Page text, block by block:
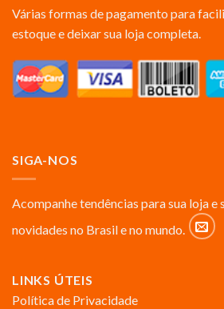
Várias formas de pagamento para
estoque e deixar sua loja completa.
SIGA-NOS
Acompanhe tendências para sua loja e
novidades no Brasil e no mundo.
LINKS ÚTEIS
Política de Privacidade